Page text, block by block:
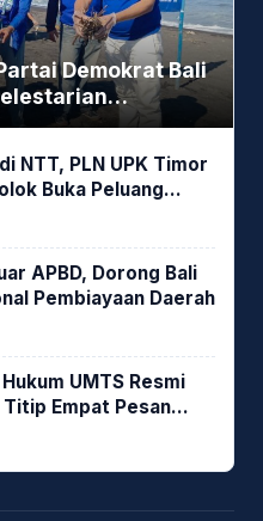
Demokrat Bali
NTT, PLN UPK Timor
Buka Peluang
Cofiring PLTU Bolok
APBD, Dorong Bali
Pembiayaan Daerah
UMTS Resmi
Empat Pesan